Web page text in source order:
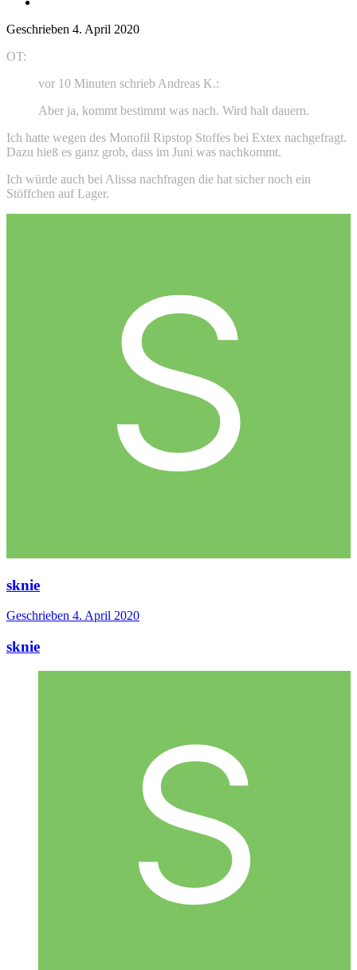
Geschrieben 4. April 2020
OT:
vor 10 Minuten schrieb Andreas K.:
Aber ja, kommt bestimmt was nach. Wird halt dauern.
Ich hatte wegen des Monofil Ripstop Stoffes bei Extex nachgefragt.
Dazu hieß es ganz grob, dass im Juni was nachkommt.
Ich würde auch bei Alissa nachfragen die hat sicher noch ein
Stöffchen auf Lager.
sknie
Geschrieben 4. April 2020
sknie